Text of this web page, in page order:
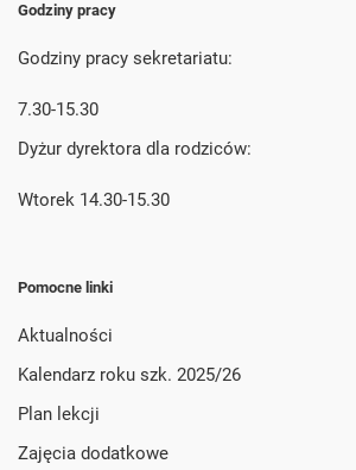
Godziny pracy
Godziny pracy sekretariatu:
7.30-15.30
Dyżur dyrektora dla rodziców:
Wtorek 14.30-15.30
Pomocne linki
Aktualności
Kalendarz roku szk. 2025/26
Plan lekcji
Zajęcia dodatkowe